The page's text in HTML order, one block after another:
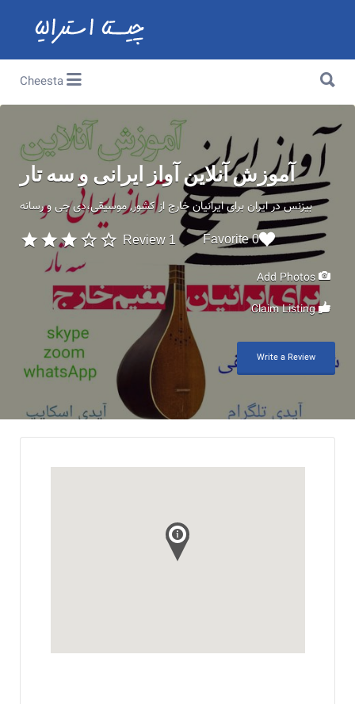
Cheesta
آموزش آنلاین آواز ایرانی و سه تار
بیزنس در ایران برای ایرانیان خارج از کشور موسیقی،دی جی و رسانه
1 Review 0 Favorite
Claim Listing
Write a Review